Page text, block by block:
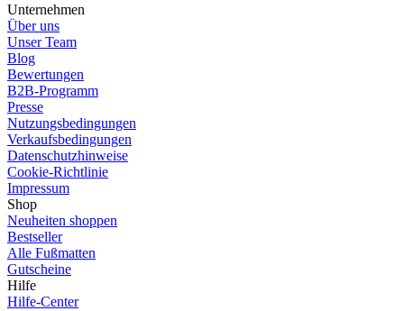
Unternehmen
Über uns
Unser Team
Blog
Bewertungen
B2B-Programm
Presse
Nutzungsbedingungen
Verkaufsbedingungen
Datenschutzhinweise
Cookie-Richtlinie
Impressum
Shop
Neuheiten shoppen
Bestseller
Alle Fußmatten
Gutscheine
Hilfe
Hilfe-Center